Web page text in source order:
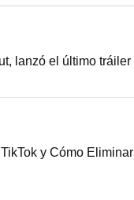
lanzó el último tráiler
y Cómo Eliminar